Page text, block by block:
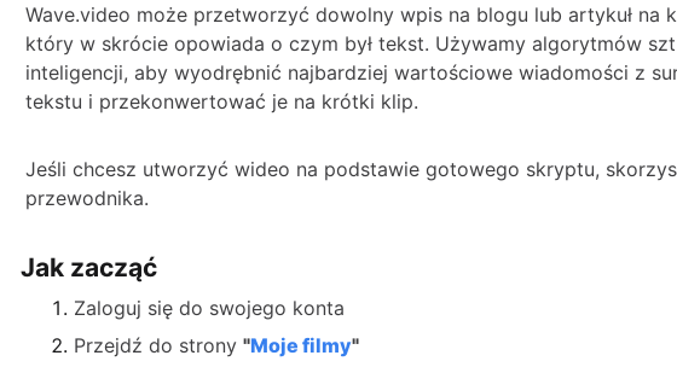
Wave.video może przetworzyć dowolny wpis na blogu lub artykuł na
który w skrócie opowiada o czym był tekst. Używamy algorytmów
inteligencji, aby wyodrębnić najbardziej wartościowe wiadomości z
tekstu i przekonwertować je na krótki klip.
Jeśli chcesz utworzyć wideo na podstawie gotowego skryptu,
przewodnika.
Jak zacząć
Zaloguj się do swojego konta
Przejdź do strony "Moje filmy"